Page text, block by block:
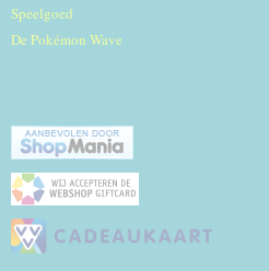
Speelgoed
De Pokémon Wave